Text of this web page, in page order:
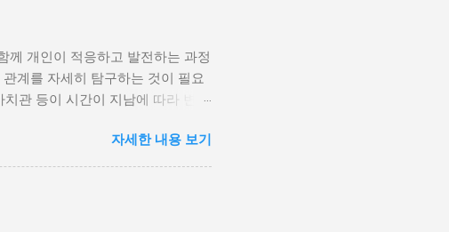
적 상황은 종종 특정 집단의 정치
불균형하게 이루어지고, 실업률은
선택을 고려하게 된다. 경제적
있다. 군사적 갈등과 내전의 불씨
거나 외부 세력이 개입하게 되면
따라 성격이 다르지만, 이들은 종
께 개인이 적응하고 발전하는 과정
계를 자세히 탐구하는 것이 필요
관 등이 시간이 지남에 따라 변화
를 들어, 산업 혁명은 사람들이 일
목표 또한 변화할 수밖에 없었다.
보통신기술의 발전으로 인해 원거
제적인 시장에서도 활발히 활동할
자세한 내용 보기